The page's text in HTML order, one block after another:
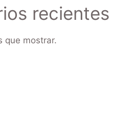
recientes
que mostrar.